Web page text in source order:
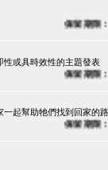
保留期限：60
性或具時效性的主題發表
保留期限：45
起幫助牠們找到回家的
保留期限：60